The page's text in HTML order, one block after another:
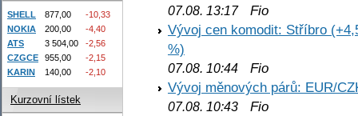
07.08. 13:17Fio
Vývoj cen komodit: Stříbro
%)
07.08. 10:44 Fio
Vývoj měnových párů: EUR/
07.08. 10:43 Fio
SHELL 877,00
-10,33
NOKIA
200,00
-4,40
ATS
3 504,00
-2,56
CZGCE
955,00
-2,15
KARIN
140,00 -2,10
Kurzovní lístek